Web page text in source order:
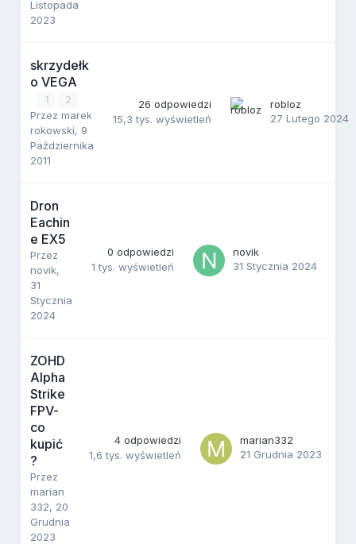
Listopada
2023
skrzydełk
o VEGA
1 2
Przezmarek
rokowski, 9
Października
2011
26 odpowiedzi
15,3 tys. wyświetleń
robloz
27 Lutego 2024
Dron
Eachin
e EX5
Przez
novik,
31
Stycznia
2024
0 odpowiedzi
1 tys. wyświetleń
novik
31 Stycznia 2024
ZOHD
Alpha
Strike
FPV-
co
kupić
?
Przez
marian
332, 20
Grudnia
2023
4 odpowiedzi
1,6 tys. wyświetleń
marian332
21 Grudnia 2023